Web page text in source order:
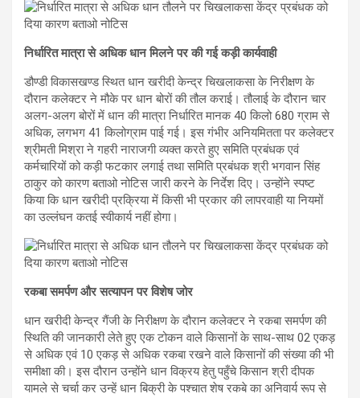
निर्धारित मात्रा से अधिक धान मिलने पर की गई कड़ी कार्यवाही
डौण्डी विकासखण्ड स्थित धान खरीदी केन्द्र चिखलाकसा के निरीक्षण के
दौरान कलेक्टर ने मौके पर धान बोरों की तौल कराई। तौलाई के दौरान चार
अलग-अलग बोरों में धान की मात्रा निर्धारित मानक 40 किलो 680 ग्राम से
अधिक, लगभग 41 किलोग्राम पाई गई। इस गंभीर अनियमितता पर कलेक्टर
श्रीमती मिश्रा ने गहरी नाराजगी व्यक्त करते हुए समिति प्रबंधक एवं
कर्मचारियों को कड़ी फटकार लगाई तथा समिति प्रबंधक श्री भगवान सिंह
ठाकुर को कारण बताओ नोटिस जारी करने के निर्देश दिए। उन्होंने स्पष्ट
किया कि धान खरीदी प्रक्रिया में किसी भी प्रकार की लापरवाही या नियमों
का उल्लंघन कतई स्वीकार्य नहीं होगा।
रकबा समर्पण और सत्यापन पर विशेष जोर
धान खरीदी केन्द्र गैंजी के निरीक्षण के दौरान कलेक्टर ने रकबा समर्पण की
स्थिति की जानकारी लेते हुए एक टोकन वाले किसानों के साथ-साथ 02 एकड़
से अधिक एवं 10 एकड़ से अधिक रकबा रखने वाले किसानों की संख्या की भी
समीक्षा की। इस दौरान उन्होंने धान विक्रय हेतु पहुँचे किसान श्री दीपक
यामले से चर्चा कर उन्हें धान बिक्री के पश्चात शेष रकबे का अनिवार्य रूप से